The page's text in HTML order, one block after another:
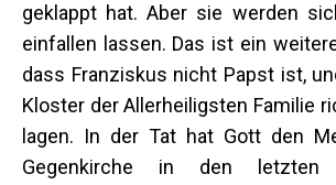
geklappt hat. Aber sie werden
einfallen lassen. Das ist ein
dass Franziskus nicht Papst ist,
Kloster der Allerheiligsten Familie
lagen. In der Tat hat Gott den
Gegenkirche in den letzten